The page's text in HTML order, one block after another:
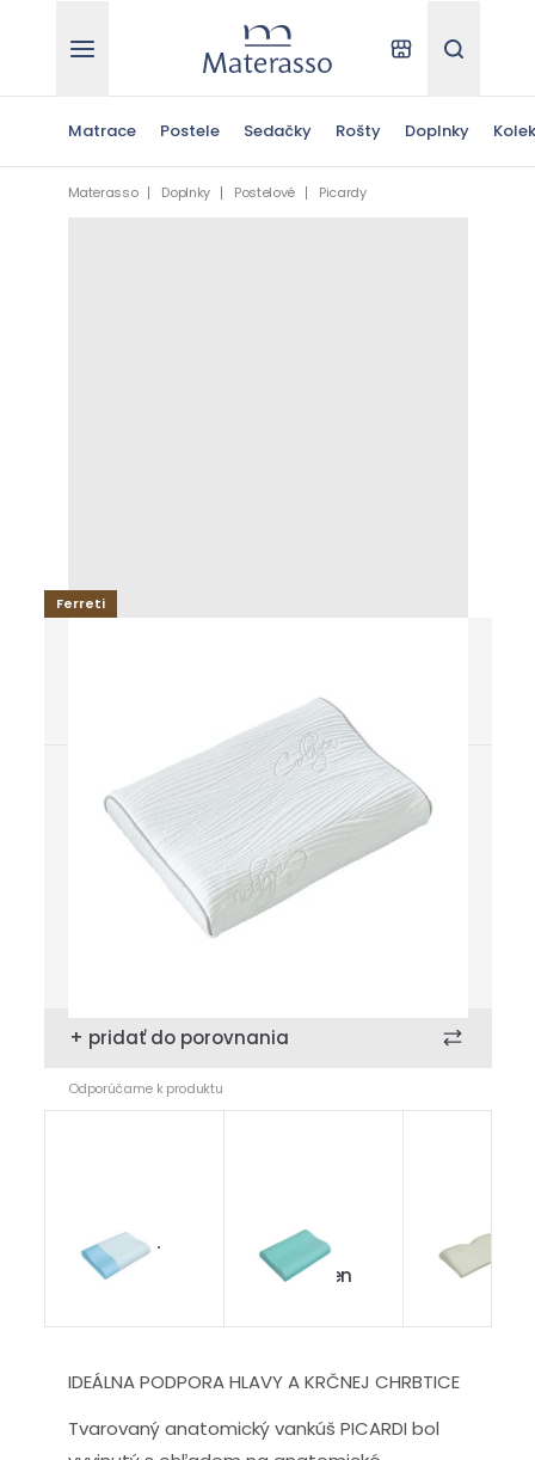
Materasso Kde kúpiťHľadať
Matrace Postele Sedačky Rošty Doplnky
Materasso Doplnky Postelové Picardy
Ferreti
Prateľnosť poťahu
Áno, 60°C
Záruka
3 roky
Kde kúpiť
+ pridať do porovnania
Odporúčame k produktu
Termopur
Paris
Viscogreen
Madrid
IDEÁLNA PODPORA HLAVY A KRČNEJ CHRBTICE
Tvarovaný anatomický vankúš PICARDI bol